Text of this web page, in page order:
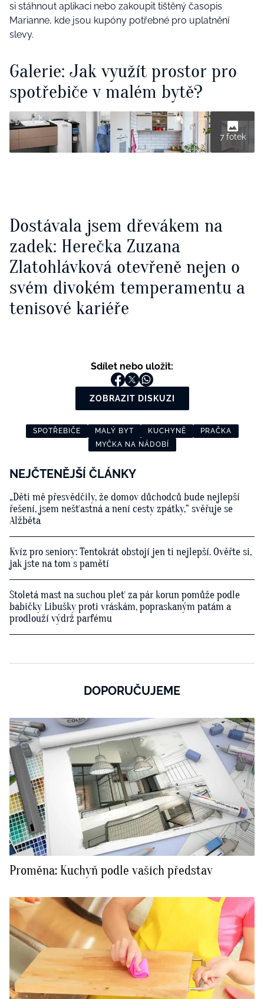
si stáhnout aplikaci nebo zakoupit tištěný časopis
Marianne, kde jsou kupóny potřebné pro uplatnění
slevy.
Galerie: Jak využít prostor pro
spotřebiče v malém bytě?
7 fotek
Dostávala jsem dřevákem na
zadek: Herečka Zuzana
Zlatohlávková otevřeně nejen o
svém divokém temperamentu a
tenisové kariéře
Sdílet nebo uložit:
ZOBRAZIT DISKUZI
SPOTŘEBIČE MALÝ BYT KUCHYNĚ
PRAČKA
MYČKA NA NÁDOBÍ
NEJČTENĚJŠÍ ČLÁNKY
„Děti mě přesvědčily, že domov důchodců bude nejlepší
řešení, jsem nešťastná a není cesty zpátky,“ svěřuje se
Alžběta
Kvíz pro seniory: Tentokrát obstojí jen ti nejlepší. Ověřte si,
jak jste na tom s pamětí
Stoletá mast na suchou pleť za pár korun pomůže podle
babičky Libušky proti vráskám, popraskaným patám a
prodlouží výdrž parfému
DOPORUČUJEME
Proměna: Kuchyň podle vašich představ